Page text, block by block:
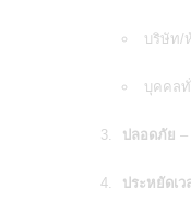
บริษัท/
บุคคลทั่
ปลอดภัย –
ประหยัดเ